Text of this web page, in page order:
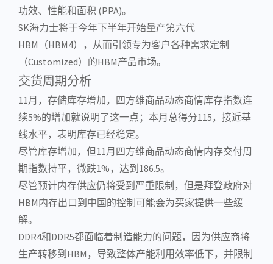
功效、性能和面积 (PPA)。
SK海力士将于今年下半年开始量产第六代
HBM（HBM4），从而引领专为客户各种需求定制
（Customized）的HBM产品市场。
交货周期分析
11月，存储库存增加，四方维商品动态商情库存指数连
续5%的增加就说明了这一点；本月总得分115，接近基
线水平，表明库存已经稳定。
尽管库存增加，但11月四方维商品动态商情内存交付周
期指数持平，微跌1%，达到186.5。
尽管预计内存供应仍将受到严重限制，但是拜登政府对
HBM内存出口到中国的控制可能会为买家提供一些缓
解。
DDR4和DDR5都面临着制造能力的问题，因为供应商将
生产转移到HBM，导致整体产能利用效率低下，并限制